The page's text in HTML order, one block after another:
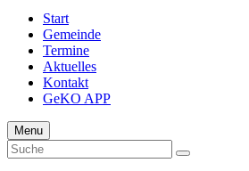
Start
Gemeinde
Termine
Aktuelles
Kontakt
GeKO APP
Menu